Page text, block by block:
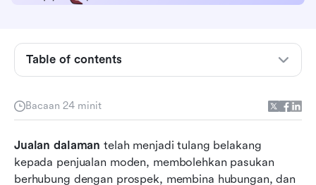
Bacaan 24 minit
Jualan dalaman telah menjadi tulang belakang
kepada penjualan moden, membolehkan pasukan
berhubung dengan prospek, membina hubungan, dan
Table of contents
Apakah jualan dalaman?
utama
8 alat jualan dalaman terbaik untuk